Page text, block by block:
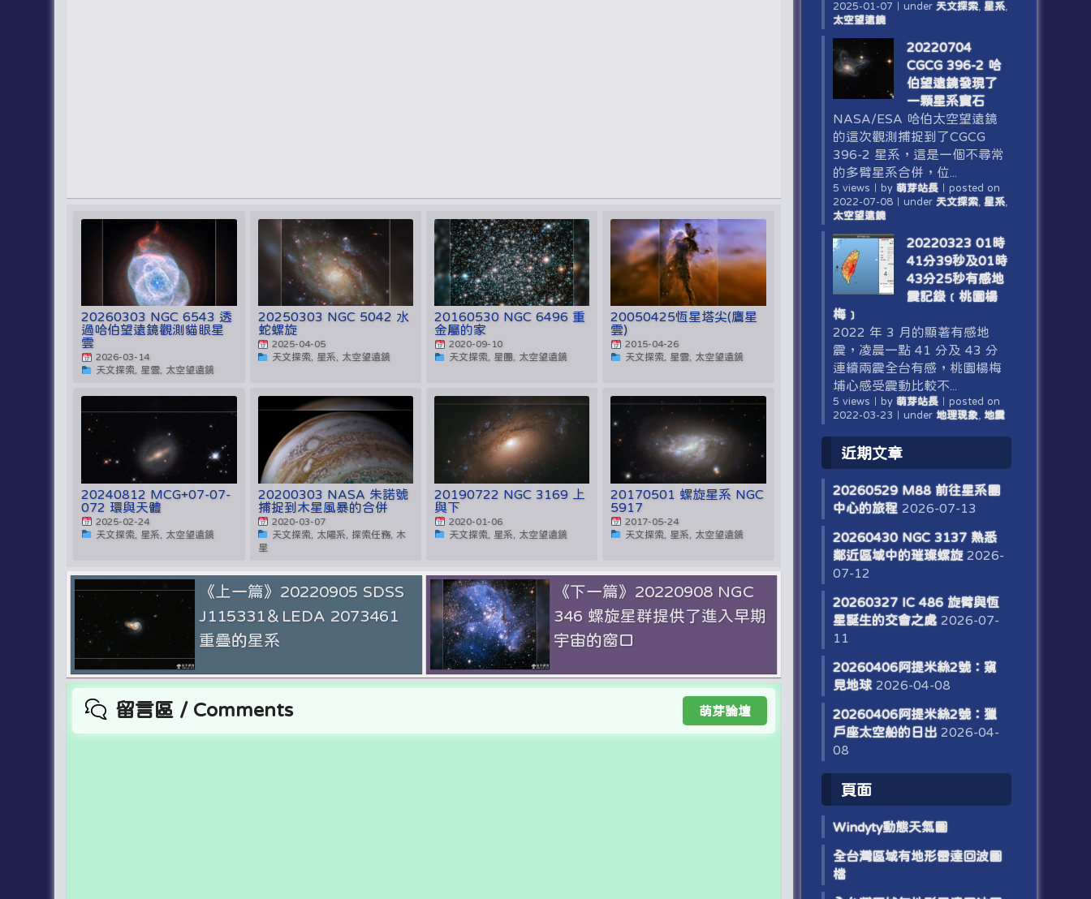
20260303 NGC 6543 透
過哈伯望遠鏡觀測貓眼星
雲
2026-03-14
天文探索, 星雲, 太空望遠鏡
20250303 NGC 5042 水
蛇螺旋
2025-04-05
天文探索, 星系, 太空望遠鏡
20160530 NGC 6496 重
金屬的家
2020-09-10
天文探索, 星團, 太空望遠鏡
20050425恆星塔尖(鷹星
雲)
2015-04-26
天文探索, 星雲, 太空望遠鏡
20240812 MCG+07-07-
072 環與天體
2025-02-24
天文探索, 星系, 太空望遠鏡
20200303 NASA 朱諾號
捕捉到木星風暴的合併
2020-03-07
天文探索, 太陽系, 探索任務, 木
星
20190722 NGC 3169 上
與下
2020-01-06
天文探索, 星系, 太空望遠鏡
20170501 螺旋星系 NGC
5917
2017-05-24
天文探索, 星系, 太空望遠鏡
《上一篇》20220905 SDSS
J115331＆LEDA 2073461
重疊的星系
《下一篇》20220908 NGC
346 螺旋星群提供了進入早期
宇宙的窗口
留言區 / Comments 萌芽論壇
2025-01-07
under 天文探索, 星系,
太空望遠鏡
20220704
CGCG 396-2 哈
伯望遠鏡發現了
一顆星系寶石
NASA/ESA 哈伯太空望遠鏡
的這次觀測捕捉到了CGCG
396-2 星系，這是一個不尋常
的多臂星系合併，位...
5 views by 萌芽站長｜ posted on
2022-07-08｜ under 天文探索, 星系,
太空望遠鏡
20220323 01時
41分39秒及01時
43分25秒有感地
震記錄﹝桃園楊
梅﹞
2022 年 3 月的顯著有感地
震，凌晨一點 41 分及 43 分
連續兩震全台有感，桃園楊梅
埔心感受震動比較不...
5 views by 萌芽站長｜ posted on
2022-03-23
under 地理現象 地震
近期文章
20260529 M88 前往星系團
中心的旅程 2026-07-13
20260430 NGC 3137 熟悉
鄰近區域中的璀璨螺旋 2026-
07-12
20260327 IC 486 旋臂與恆
星誕生的交會之處 2026-07-
11
20260406阿提米絲2號：窺
見地球 2026-04-08
20260406阿提米絲2號：獵
戶座太空船的日出 2026-04-
08
頁面
W​​indyty動態天氣圖
全台灣區域有地形雷達回波圖
檔